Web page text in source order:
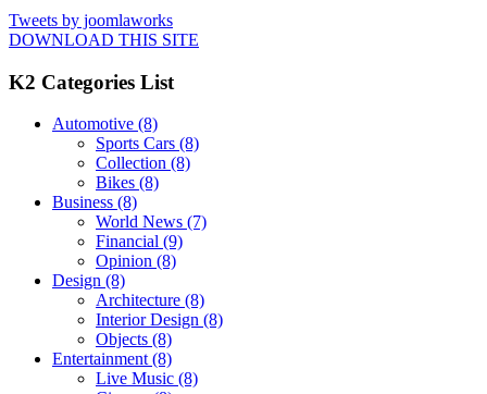
Tweets by joomlaworks
DOWNLOAD THIS SITE
K2 Categories List
Automotive (8)
Sports Cars (8)
Collection (8)
Bikes (8)
Business (8)
World News (7)
Financial (9)
Opinion (8)
Design (8)
Architecture (8)
Interior Design (8)
Objects (8)
Entertainment(8)
Live Music (8)